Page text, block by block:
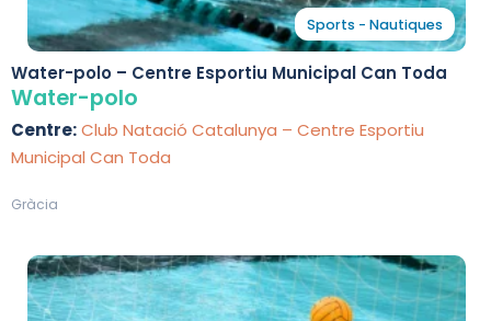
Sports - Nautiques
Water-polo – Centre Esportiu Municipal Can Toda
Water-polo
Centre:Club Natació Catalunya – Centre Esportiu
Municipal Can Toda
Gràcia